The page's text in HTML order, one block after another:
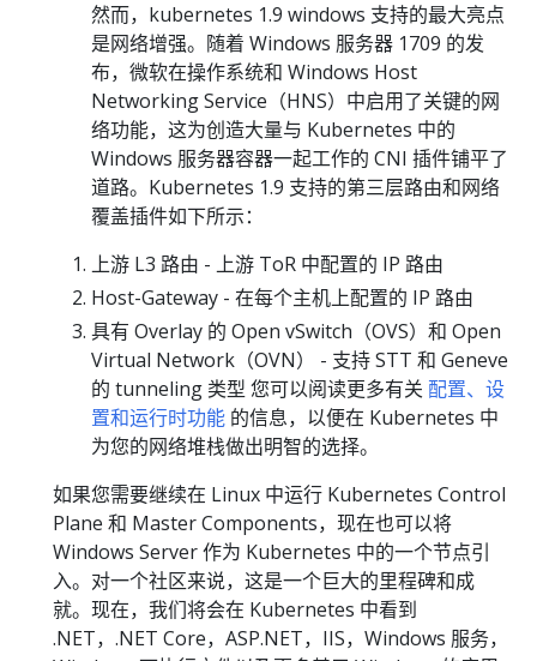
然而，kubernetes 1.9 windows 支持的最大亮点
是网络增强。随着 Windows 服务器 1709 的发
布，微软在操作系统和 Windows Host
Networking Service（HNS）中启用了关键的网
络功能，这为创造大量与 Kubernetes 中的
Windows 服务器容器一起工作的 CNI 插件铺平了
道路。Kubernetes 1.9 支持的第三层路由和网络
覆盖插件如下所示：
上游 L3 路由 - 上游 ToR 中配置的 IP 路由
Host-Gateway - 在每个主机上配置的 IP 路由
具有 Overlay 的 Open vSwitch（OVS）和 Open
Virtual Network（OVN） - 支持 STT 和 Geneve
的 tunneling 类型 您可以阅读更多有关 配置、设
置和运行时功能 的信息，以便在 Kubernetes 中
为您的网络堆栈做出明智的选择。
如果您需要继续在 Linux 中运行 Kubernetes Control
Plane 和 Master Components，现在也可以将
Windows Server 作为 Kubernetes 中的一个节点引
入。对一个社区来说，这是一个巨大的里程碑和成
就。现在，我们将会在 Kubernetes 中看到
.NET，.NET Core，ASP.NET，IIS，Windows 服务，